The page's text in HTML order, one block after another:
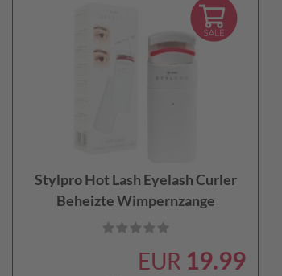
Stylpro Hot Lash Eyelash Curler
Beheizte Wimpernzange
EUR 19.99